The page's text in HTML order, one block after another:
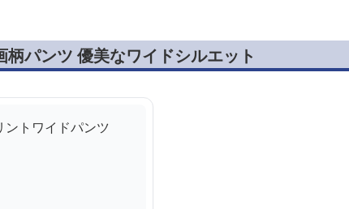
パンツ 優美なワイドシルエット